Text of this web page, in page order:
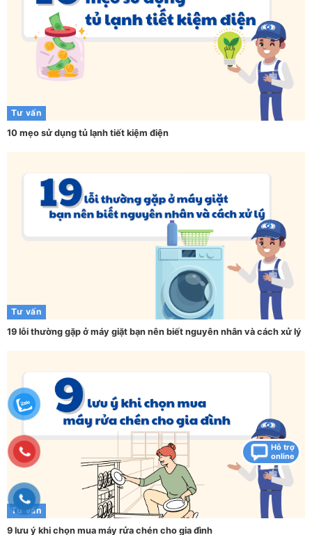
Tư vấn
10 mẹo sử dụng tủ lạnh tiết kiệm điện
Tư vấn
19 lỗi thường gặp ở máy giặt bạn nên biết nguyên nhân và cách xử lý
Tư vấn
9 lưu ý khi chọn mua máy rửa chén cho gia đình
Hỗ trợ
online